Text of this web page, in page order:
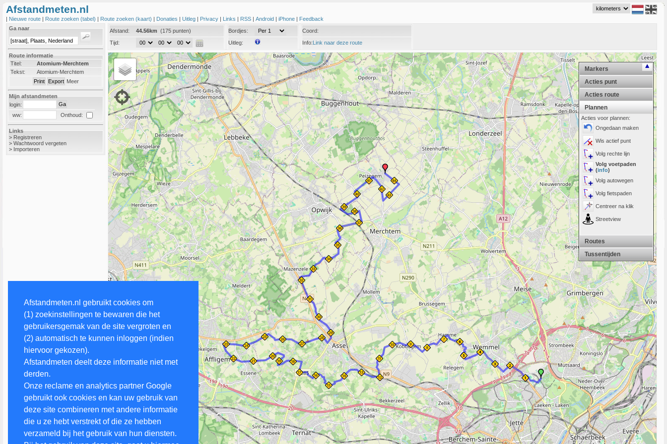
Afstandmeten.nl gebruikt cookies om
(1) zoekinstellingen te bewaren die het
gebruikersgemak van de site vergroten en
(2) automatisch te kunnen inloggen (indien
hiervoor gekozen).
Afstandmeten deelt deze informatie niet met
derden.
Onze reclame en analytics partner Google
gebruikt ook cookies en kan uw gebruik van
deze site combineren met andere informatie
die u ze hebt verstrekt of die ze hebben
verzameld bij het gebruik van hun diensten.
Afstandmeten.nl
| Nieuwe route | Route zoeken (tabel) | Route zoeken (kaart) | Donaties | Uitleg | Privacy | Links | RSS | Android | iPhone | Feedback
Ga naar
Route informatie
Titel:
Atomium-Merchtem
Tekst:
Atomium-Merchtem
Meer
Mijn afstandmeten
login:
ww:
Onthoud:
Links
> Registreren
> Wachtwoord vergeten
> Importeren
Afstand: 44.56km
(175 punten)
Tijd:
Bordjes:
Uitleg:
Coord:
Info:Link naar deze route
Markers
Acties punt
Acties route
Plannen
Acties voor plannen:
Ongedaan maken
Wis actief punt
Volg rechte lijn
Volg voetpaden
(info)
Volg autowegen
Volg fietspaden
Centreer na klik
Streetview
Routes
Tussentijden